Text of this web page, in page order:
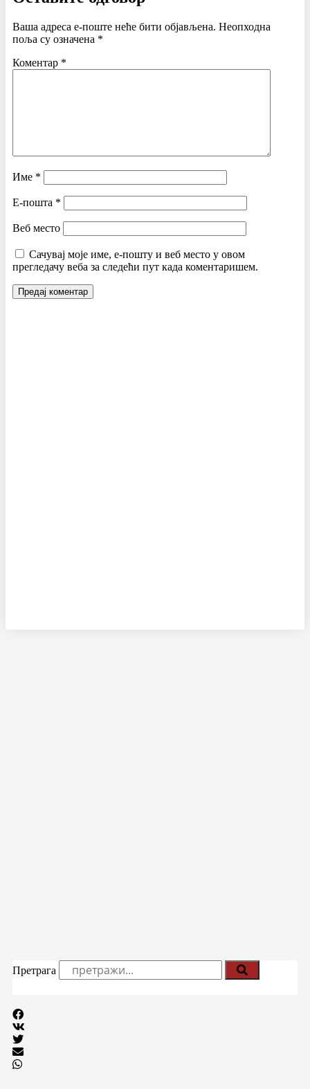
Ваша адреса е-поште неће бити објављена. Неопходна
поља су означена *
Коментар *
Име *
Е-пошта *
Веб место
Сачувај моје име, е-пошту и веб место у овом
прегледачу веба за следећи пут када коментаришем.
Претрага